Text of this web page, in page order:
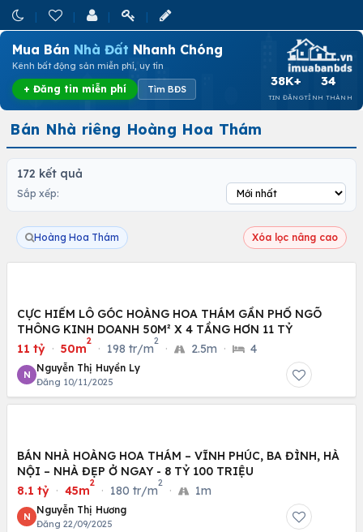
Mua Bán Nhà Đất Nhanh Chóng
Kênh bất động sản miễn phí, uy tín
+ Đăng tin miễn phí Tìm BĐS
38K+
TIN ĐĂNG
34
TỈNH THÀNH
Bán Nhà riêng Hoàng Hoa Thám
172 kết quả
Sắp xếp:
Hoàng Hoa Thám Xóa lọc nâng cao
CỰC HIẾM LÔ GÓC HOÀNG HOA THÁM GẦN PHỐ NGÕ
THÔNG KINH DOANH 50M² X 4 TẦNG HƠN 11 TỶ
11 tỷ · 50m
2
· 198 tr/m
2
· 2.5m · 4
N
Nguyễn Thị Huyền Ly
Đăng 10/11/2025
BÁN NHÀ HOÀNG HOA THÁM – VĨNH PHÚC, BA ĐÌNH, HÀ
NỘI – NHÀ ĐẸP Ở NGAY - 8 TỶ 100 TRIỆU
8.1 tỷ · 45m
2
· 180 tr/m
2
· 1m
N
Nguyễn Thị Hương
Đăng 22/09/2025